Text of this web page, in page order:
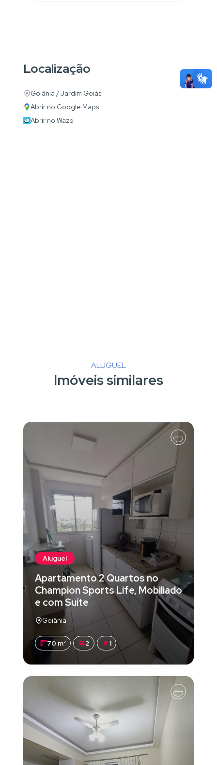
Localização
Goiânia / Jardim Goiás
Abrir no Google Maps
Abrir no Waze
ALUGUEL
Imóveis similares
Aluguel
Apartamento 2 Quartos no
Champion Sports Life, Mobiliado
e com Suíte
Goiânia
70 m² 2 1